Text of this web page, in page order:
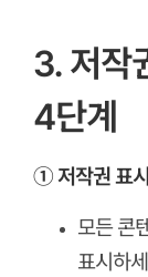
3. 저작
4단계
① 저작권 표
모든 콘
표시하